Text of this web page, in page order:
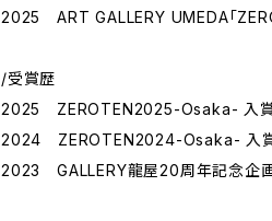
2025 ART GALLERY UMEDA「
/受賞歴
2025 ZEROTEN2025-Osaka- 入
2024 ZEROTEN2024-Osaka- 入
2023 GALLERY龍屋20周年記念企画